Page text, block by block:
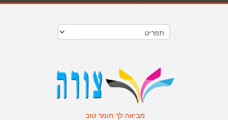
מביאה לך חומר טוב.